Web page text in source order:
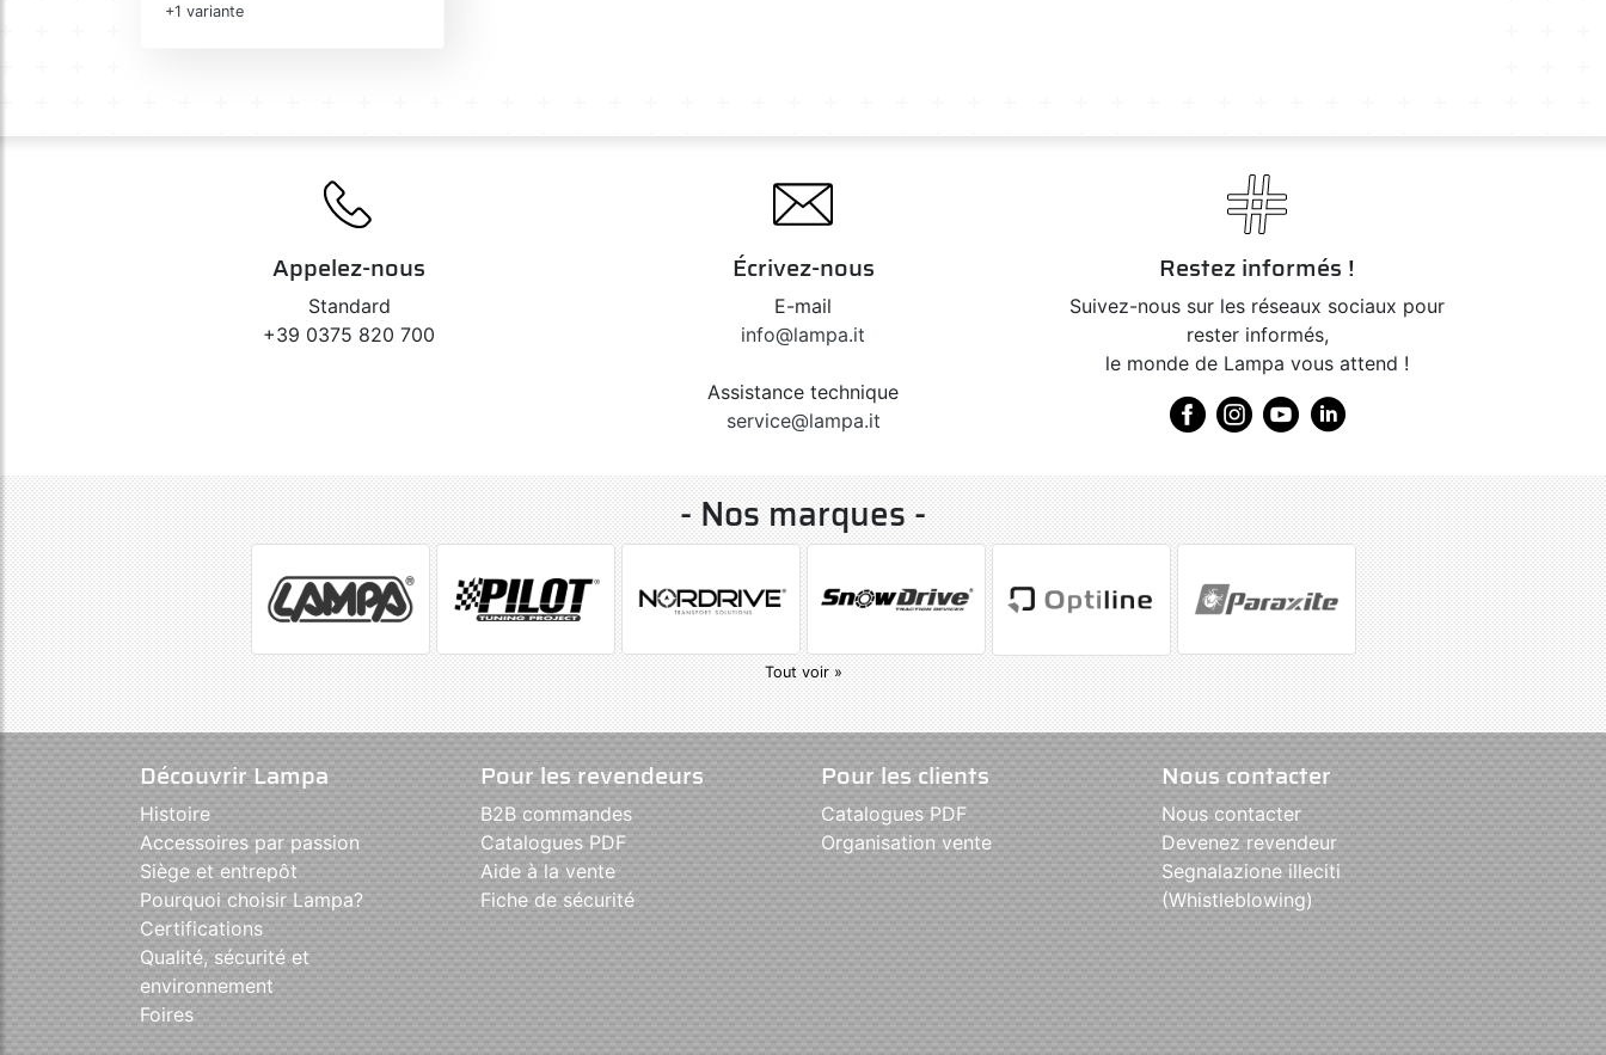
+1 variante
Appelez-nous
Standard
+39 0375 820 700
Écrivez-nous
E-mail
info@lampa.it
Assistance technique
service@lampa.it
Restez informés !
Suivez-nous sur les réseaux sociaux pour
rester informés,
le monde de Lampa vous attend !
- Nos marques -
Tout voir »
Découvrir Lampa
Histoire
Accessoires par passion
Siège et entrepôt
Pourquoi choisir Lampa?
Certifications
Qualité, sécurité et
environnement
Foires
Pour les revendeurs
B2B commandes
Catalogues PDF
Aide à la vente
Fiche de sécurité
Pour les clients
Catalogues PDF
Organisation vente
Nous contacter
Nous contacter
Devenez revendeur
Segnalazione illeciti
(Whistleblowing)